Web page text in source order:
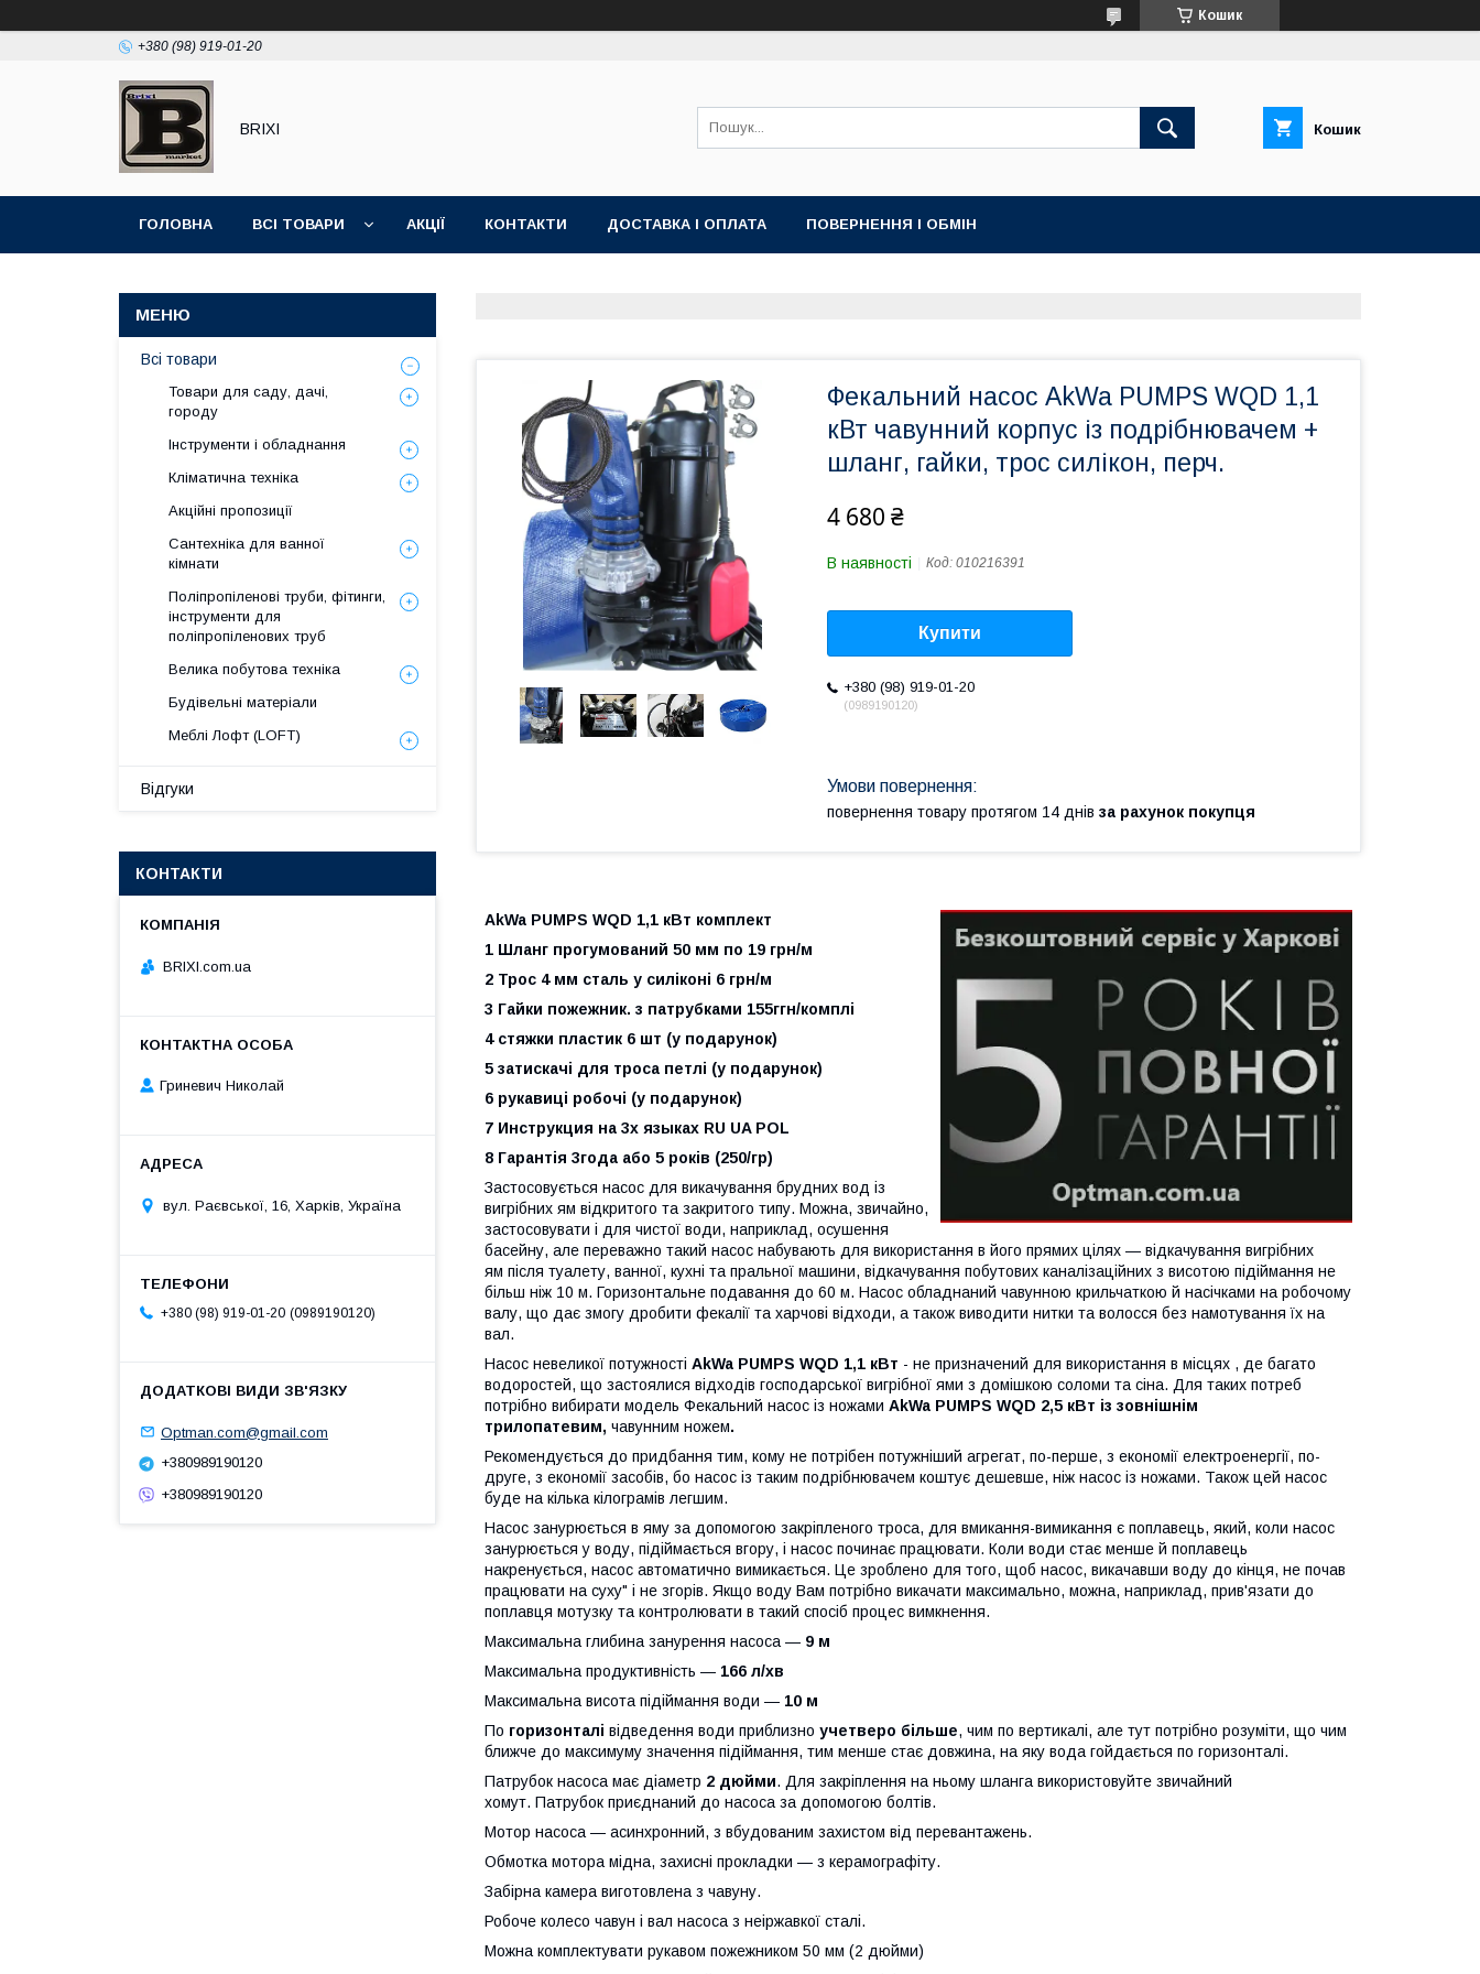
Кошик
+380 (98) 919-01-20
BRIXI Кошик
ГОЛОВНА ВСІ ТОВАРИ АКЦІЇ КОНТАКТИ ДОСТАВКА І ОПЛАТА ПОВЕРНЕННЯ І ОБМІН
Фекальний насос AkWa PUMPS WQD 1,1
кВт чавунний корпус із подрібнювачем +
шланг, гайки, трос силікон, перч.
4 680 ₴
В наявності Код: 010216391
Купити
+380 (98) 919-01-20
0989190120
повернення товару протягом 14 днів за рахунок покупця
AkWa PUMPS WQD 1,1 кВт комплект
1 Шланг прогумований 50 мм по 19 грн/м
2 Трос 4 мм сталь у силіконі 6 грн/м
3 Гайки пожежник. з патрубками 155ггн/комплі
4 стяжки пластик 6 шт (у подарунок)
5 затискачі для троса петлі (у подарунок)
6 рукавиці робочі (у подарунок)
7 Инструкция на 3х языках RU UA POL
8 Гарантія 3года або 5 років (250/гр)
Застосовується насос для викачування брудних вод із
вигрібних ям відкритого та закритого типу. Можна, звичайно,
застосовувати і для чистої води, наприклад, осушення
басейну, але переважно такий насос набувають для використання в його прямих цілях — відкачування вигрібних
ям після туалету, ванної, кухні та пральної машини, відкачування побутових каналізаційних з висотою підіймання не
більш ніж 10 м. Горизонтальне подавання до 60 м. Насос обладнаний чавунною крильчаткою й насічками на робочому
валу, що дає змогу дробити фекалії та харчові відходи, а також виводити нитки та волосся без намотування їх на
вал.
Насос невеликої потужності AkWa PUMPS WQD 1,1 кВт - не призначений для використання в місцях , де багато
водоростей, що застоялися відходів господарської вигрібної ями з домішкою соломи та сіна. Для таких потреб
потрібно вибирати модель Фекальний насос із ножами AkWa PUMPS WQD 2,5 кВт із зовнішнім
трилопатевим, чавунним ножем.
Рекомендується до придбання тим, кому не потрібен потужніший агрегат, по-перше, з економії електроенергії, по-
друге, з економії засобів, бо насос із таким подрібнювачем коштує дешевше, ніж насос із ножами. Також цей насос
буде на кілька кілограмів легшим.
Насос занурюється в яму за допомогою закріпленого троса, для вмикання-вимикання є поплавець, який, коли насос
занурюється у воду, підіймається вгору, і насос починає працювати. Коли води стає менше й поплавець
накренується, насос автоматично вимикається. Це зроблено для того, щоб насос, викачавши воду до кінця, не почав
працювати на суху" і не згорів. Якщо воду Вам потрібно викачати максимально, можна, наприклад, прив'язати до
поплавця мотузку та контролювати в такий спосіб процес вимкнення.
Максимальна глибина занурення насоса — 9 м
Максимальна продуктивність — 166 л/хв
Максимальна висота підіймання води — 10 м
По горизонталі відведення води приблизно учетверо більше, чим по вертикалі, але тут потрібно розуміти, що чим
ближче до максимуму значення підіймання, тим менше стає довжина, на яку вода гойдається по горизонталі.
Патрубок насоса має діаметр 2 дюйми. Для закріплення на ньому шланга використовуйте звичайний
хомут. Патрубок приєднаний до насоса за допомогою болтів.
Мотор насоса — асинхронний, з вбудованим захистом від перевантажень.
Обмотка мотора мідна, захисні прокладки — з керамографіту.
Забірна камера виготовлена з чавуну.
Робоче колесо чавун і вал насоса з неіржавкої сталі.
Можна комплектувати рукавом пожежником 50 мм (2 дюйми)
Всі товари
Товари для саду, дачі,
городу
Інструменти і обладнання
Кліматична техніка
Акційні пропозиції
Сантехніка для ванної
кімнати
Поліпропіленові труби, фітинги,
інструменти для
поліпропіленових труб
Велика побутова техніка
Будівельні матеріали
Меблі Лофт (LOFT)
Відгуки
КОНТАКТИ
BRIXI.com.ua
Гриневич Николай
вул. Раєвської, 16, Харків, Україна
+380 (98) 919-01-20 0989190120
Optman.com@gmail.com
+380989190120
+380989190120